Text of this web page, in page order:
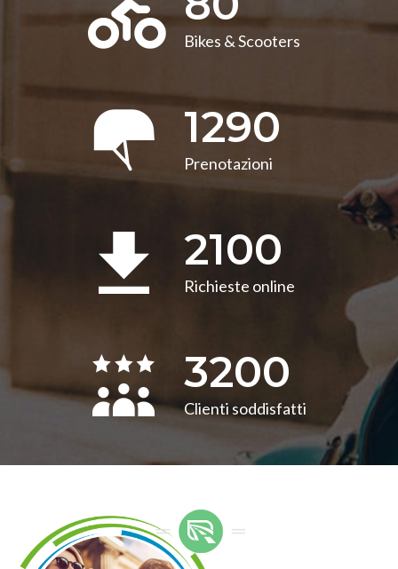
Bikes & Scooters
1290
Prenotazioni
2100
Richieste online
3200
Clienti soddisfatti